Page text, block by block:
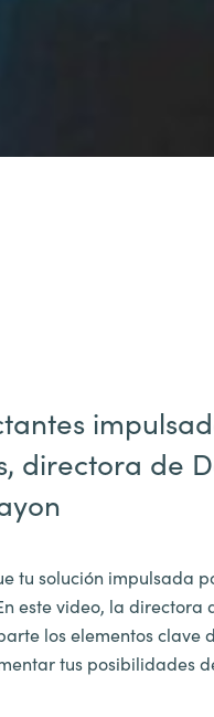
directora de
tu solución impulsada
este video, la directora
los elementos clave
tus posibilidades